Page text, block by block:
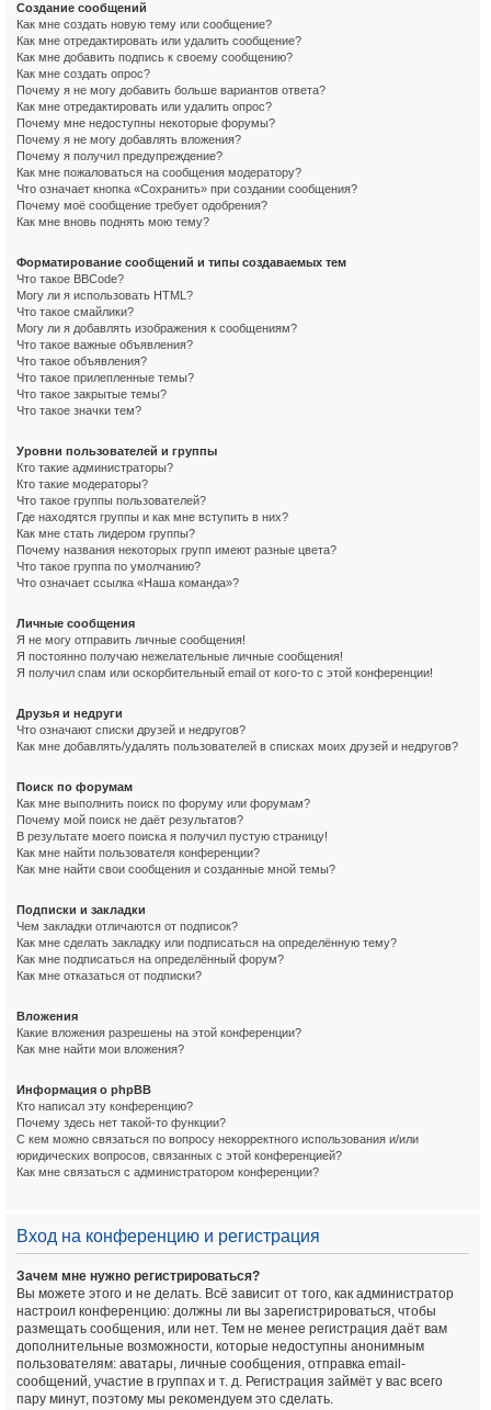
Создание сообщений
Как мне создать новую тему или сообщение?
Как мне отредактировать или удалить сообщение?
Как мне добавить подпись к своему сообщению?
Как мне создать опрос?
Почему я не могу добавить больше вариантов ответа?
Как мне отредактировать или удалить опрос?
Почему мне недоступны некоторые форумы?
Почему я не могу добавлять вложения?
Почему я получил предупреждение?
Как мне пожаловаться на сообщения модератору?
Что означает кнопка «Сохранить» при создании сообщения?
Почему моё сообщение требует одобрения?
Как мне вновь поднять мою тему?
Форматирование сообщений и типы создаваемых тем
Что такое BBCode?
Могу ли я использовать HTML?
Что такое смайлики?
Могу ли я добавлять изображения к сообщениям?
Что такое важные объявления?
Что такое объявления?
Что такое прилепленные темы?
Что такое закрытые темы?
Что такое значки тем?
Уровни пользователей и группы
Кто такие администраторы?
Кто такие модераторы?
Что такое группы пользователей?
Где находятся группы и как мне вступить в них?
Как мне стать лидером группы?
Почему названия некоторых групп имеют разные цвета?
Что такое группа по умолчанию?
Что означает ссылка «Наша команда»?
Личные сообщения
Я не могу отправить личные сообщения!
Я постоянно получаю нежелательные личные сообщения!
Я получил спам или оскорбительный email от кого-то с этой конференции!
Друзья и недруги
Что означают списки друзей и недругов?
Как мне добавлять/удалять пользователей в списках моих друзей и недругов?
Поиск по форумам
Как мне выполнить поиск по форуму или форумам?
Почему мой поиск не даёт результатов?
В результате моего поиска я получил пустую страницу!
Как мне найти пользователя конференции?
Как мне найти свои сообщения и созданные мной темы?
Подписки и закладки
Чем закладки отличаются от подписок?
Как мне сделать закладку или подписаться на определённую тему?
Как мне подписаться на определённый форум?
Как мне отказаться от подписки?
Вложения
Какие вложения разрешены на этой конференции?
Как мне найти мои вложения?
Информация о phpBB
Кто написал эту конференцию?
Почему здесь нет такой-то функции?
С кем можно связаться по вопросу некорректного использования и/или
юридических вопросов, связанных с этой конференцией?
Как мне связаться с администратором конференции?
Вход на конференцию и регистрация
Зачем мне нужно регистрироваться?
Вы можете этого и не делать. Всё зависит от того, как администратор
настроил конференцию: должны ли вы зарегистрироваться, чтобы
размещать сообщения, или нет. Тем не менее регистрация даёт вам
дополнительные возможности, которые недоступны анонимным
пользователям: аватары, личные сообщения, отправка email-
сообщений, участие в группах и т. д. Регистрация займёт у вас всего
пару минут, поэтому мы рекомендуем это сделать.